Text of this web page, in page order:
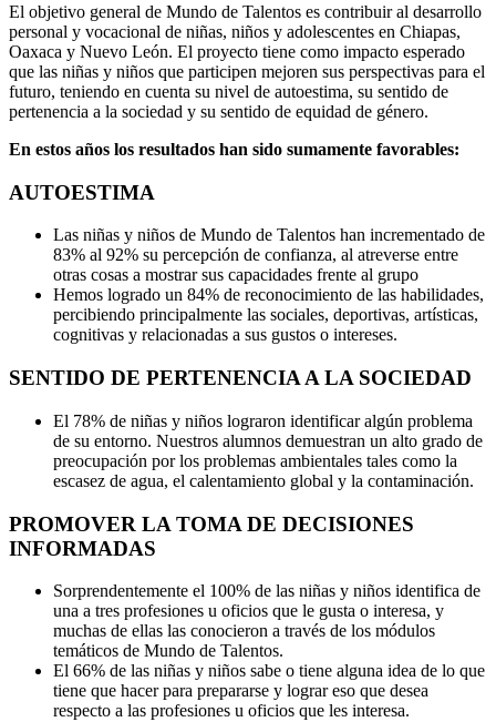
El objetivo general de Mundo de Talentos es contribuir al desarrollo
personal y vocacional de niñas, niños y adolescentes en Chiapas,
Oaxaca y Nuevo León. El proyecto tiene como impacto esperado
que las niñas y niños que participen mejoren sus perspectivas para el
futuro, teniendo en cuenta su nivel de autoestima, su sentido de
pertenencia a la sociedad y su sentido de equidad de género.
En estos años los resultados han sido sumamente favorables:
AUTOESTIMA
Las niñas y niños de Mundo de Talentos han incrementado de
83% al 92% su percepción de confianza, al atreverse entre
otras cosas a mostrar sus capacidades frente al grupo
Hemos logrado un 84% de reconocimiento de las habilidades,
percibiendo principalmente las sociales, deportivas, artísticas,
cognitivas y relacionadas a sus gustos o intereses.
SENTIDO DE PERTENENCIA A LA SOCIEDAD
El 78% de niñas y niños lograron identificar algún problema
de su entorno. Nuestros alumnos demuestran un alto grado de
preocupación por los problemas ambientales tales como la
escasez de agua, el calentamiento global y la contaminación.
PROMOVER LA TOMA DE DECISIONES
INFORMADAS
Sorprendentemente el 100% de las niñas y niños identifica de
una a tres profesiones u oficios que le gusta o interesa, y
muchas de ellas las conocieron a través de los módulos
temáticos de Mundo de Talentos.
El 66% de las niñas y niños sabe o tiene alguna idea de lo que
tiene que hacer para prepararse y lograr eso que desea
respecto a las profesiones u oficios que les interesa.